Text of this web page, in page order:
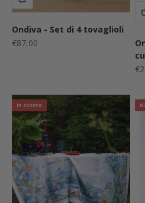
Ondiva - Set di 4 tovaglioli
Prezzo scontato
€87,00
In sconto